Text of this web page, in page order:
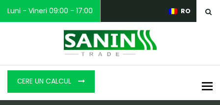
Luni - Vineri 09:00 - 17:00 RO
СERE UN CALCUL